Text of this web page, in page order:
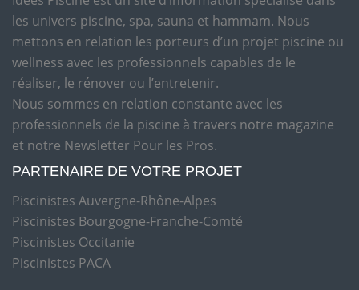
les univers piscine, spa, sauna et hammam. Nous
mettons en relation les porteurs d’un projet piscine ou
wellness avec les professionnels capables de le
réaliser, le rénover ou l’entretenir.
Nous sommes en relation constante avec les
professionnels de la piscine à travers notre magazine
et notre Newsletter Pour les Pros.
PARTENAIRE DE VOTRE PROJET
Piscinistes Auvergne-Rhône-Alpes
Piscinistes Bourgogne-Franche-Comté
Piscinistes Occitanie
Piscinistes PACA